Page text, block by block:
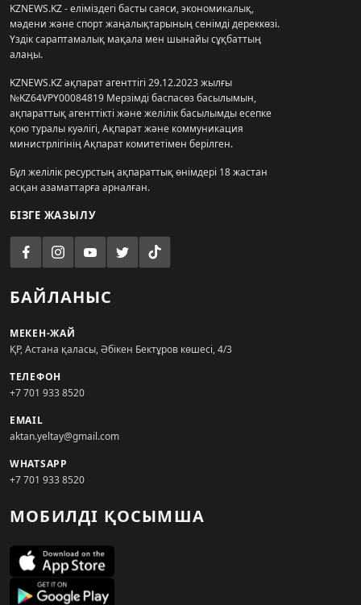
KZNEWS.KZ - еліміздегі басты саяси, экономикалық,
мәдени және спорт жаңалықтарының сенімді дереккөзі.
Үздік сараптамалық мақала мен шынайы сұқбаттың
алаңы.
KZNEWS.KZ ақпарат агенттігі 29.12.2023 жылғы
№KZ64VPY00084819 Мерзімді баспасөз басылымын,
ақпараттық агенттікті және желілік басылымды есепке
қою туралы куәлігі, Ақпарат және коммуникация
министрлігінің Ақпарат комитетімен берілген.
Бұл желілік ресурстың ақпараттық өнімдері 18 жастан
асқан азаматтарға арналған.
БІЗГЕ ЖАЗЫЛУ
БАЙЛАНЫС
МЕКЕН-ЖАЙ
ҚР, Астана қаласы, Әбікен Бектұров көшесі, 4/3
ТЕЛЕФОН
+7 701 933 8520
EMAIL
aktan.yeltay@gmail.com
WHATSAPP
+7 701 933 8520
МОБИЛДІ ҚОСЫМША